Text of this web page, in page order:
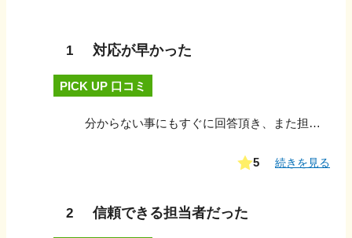
1 対応が早かった
PICK UP 口コミ
分からない事にもすぐに回答頂き、また担当者の方も、調べておきます。と投げやりにせず親身に不安を取り除いていって、細かな連絡を逐一して頂いた事に、安心感がとてもありました。
5 続きを見る
2 信頼できる担当者だった